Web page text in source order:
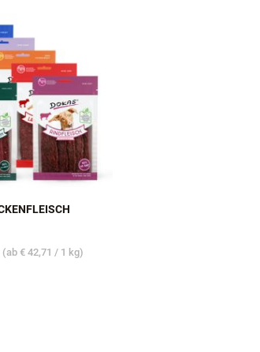
(ab € 42,71 / 1 kg)